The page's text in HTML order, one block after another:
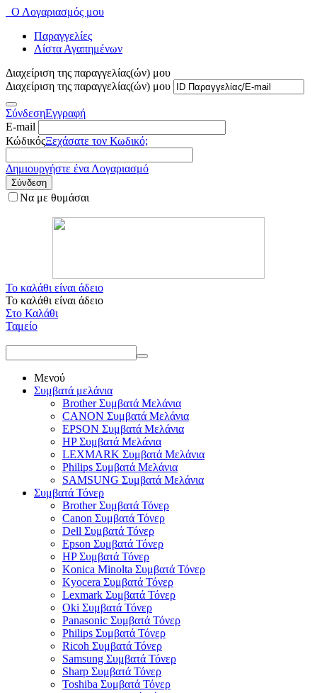
Ο Λογαριασμός μου
Παραγγελίες
Λίστα Αγαπημένων
Διαχείριση της παραγγελίας(ών) μου
Διαχείριση της παραγγελίας(ών) μου
ΣύνδεσηΕγγραφή
E-mail
ΚώδικόςΞεχάσατε τον Κωδικό;
Δημιουργήστε ένα Λογαριασμό
Σύνδεση
Να με θυμάσαι
Το καλάθι είναι άδειο
Το καλάθι είναι άδειο
Στο Καλάθι
Ταμείο
Μενού
Συμβατά μελάνια
Brother Συμβατά Μελάνια
CANON Συμβατά Μελάνια
EPSON Συμβατά Μελάνια
HP Συμβατά Μελάνια
LEXMARK Συμβατά Μελάνια
Philips Συμβατά Μελάνια
SAMSUNG Συμβατά Μελάνια
Συμβατά Τόνερ
Brother Συμβατά Τόνερ
Canon Συμβατά Τόνερ
Dell Συμβατά Τόνερ
Epson Συμβατά Τόνερ
HP Συμβατά Τόνερ
Konica Minolta Συμβατά Τόνερ
Kyocera Συμβατά Τόνερ
Lexmark Συμβατά Τόνερ
Oki Συμβατά Τόνερ
Panasonic Συμβατά Τόνερ
Philips Συμβατά Τόνερ
Ricoh Συμβατά Τόνερ
Samsung Συμβατά Τόνερ
Sharp Συμβατά Τόνερ
Toshiba Συμβατά Τόνερ